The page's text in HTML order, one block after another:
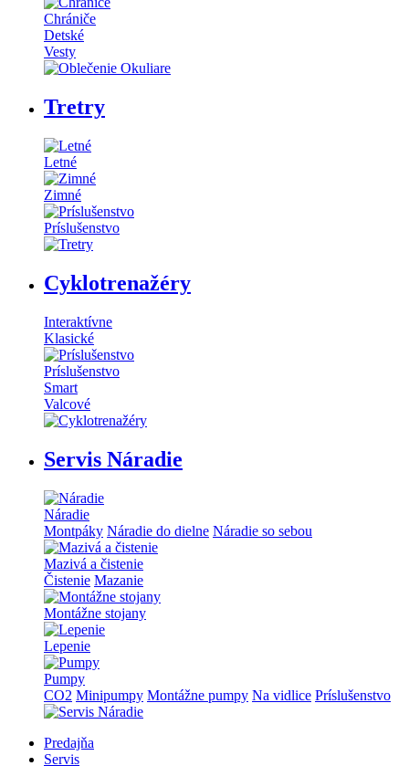
Chrániče
Detské
Vesty
Tretry
Letné
Zimné
Príslušenstvo
Cyklotrenažéry
Interaktívne
Klasické
Príslušenstvo
Smart
Valcové
Servis Náradie
Náradie
Montpáky Náradie do dielne Náradie so sebou
Mazivá a čistenie
Čistenie Mazanie
Montážne stojany
Lepenie
Pumpy
CO2 Minipumpy Montážne pumpy Na vidlice Príslušenstvo
Predajňa
Servis